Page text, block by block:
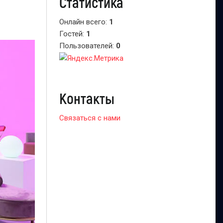
Онлайн всего: 1
Гостей: 1
Пользователей: 0
Контакты
Связаться с нами